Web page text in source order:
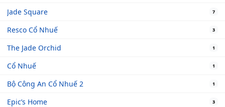
Jade Square 7
Resco Cổ Nhuế 3
The Jade Orchid 1
Cổ Nhuế 1
Bộ Công An Cổ Nhuế 2 1
Epic’s Home 3